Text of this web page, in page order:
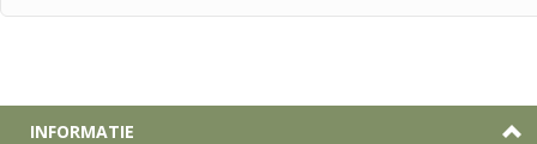
INFORMATIE